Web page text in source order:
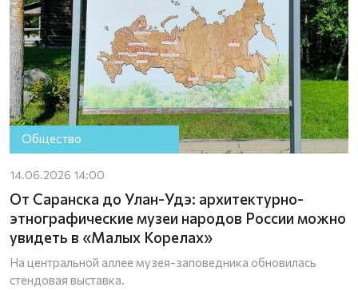
Общество
14.06.2026 14:00
От Саранска до Улан-Удэ: архитектурно-
этнографические музеи народов России можно
увидеть в «Малых Корелах»
На центральной аллее музея-заповедника обновилась
стендовая выставка.